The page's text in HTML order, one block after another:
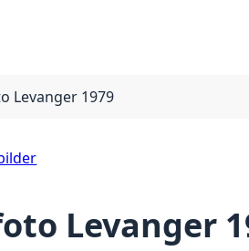
Levanger 1979
Levanger